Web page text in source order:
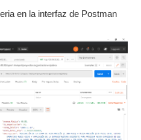
en la interfaz de Postman